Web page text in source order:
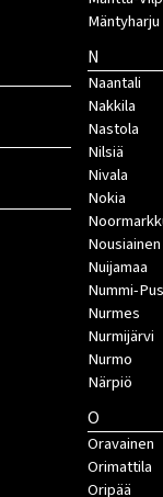
Mäntyharju
N
Naantali
Nakkila
Nastola
Nilsiä
Nivala
Nokia
Nousiainen
Nuijamaa
Nummi-
Nurmes
Nurmijärvi
Nurmo
Närpiö
O
Oravainen
Orimattila
Oripää